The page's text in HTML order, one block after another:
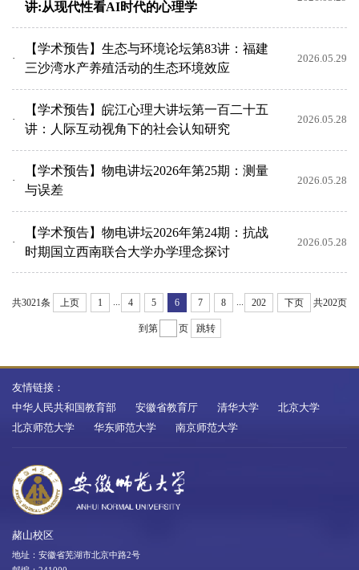
讲:从现代性看AI时代的心理学
【学术预告】生态与环境论坛第83讲：福建
三沙湾水产养殖活动的生态环境效应
2026.05.29
【学术预告】皖江心理大讲坛第一百二十五
讲：人际互动视角下的社会认知研究
2026.05.28
【学术预告】物电讲坛2026年第25期：测量
与误差
2026.05.28
【学术预告】物电讲坛2026年第24期：抗战
时期国立西南联合大学办学理念探讨
2026.05.28
共3021条 上页 1 ... 4 5 6 7 8 ... 202 下页 共202页
到第 页 跳转
友情链接：
中华人民共和国教育部
安徽省教育厅 清华大学
北京大学
北京师范大学
华东师范大学 南京师范大学
赭山校区
地址：安徽省芜湖市北京中路2号